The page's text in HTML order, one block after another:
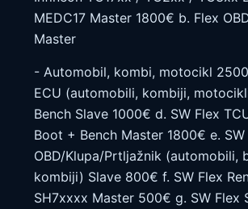
MEDC17 Master 1800€ b. Flex
Master
- Automobil, kombi, motocikl
ECU (automobili, kombiji,
Bench Slave 1000€ d. SW Flex
Boot + Bench Master 1800€ e. SW
OBD/Klupa/Prtljažnik (automobili,
kombiji) Slave 800€ f. SW Flex
SH7xxxx Master 500€ g. SW Flex